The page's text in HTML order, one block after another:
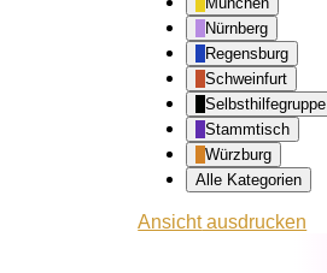
Nürnberg
Regensburg
Schweinfurt
Selbsthilfegruppe
Stammtisch
Würzburg
Alle Kategorien
Ansichtausdrucken